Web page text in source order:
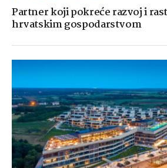
Partner koji pokreće razvoj i
hrvatskim gospodarstvom